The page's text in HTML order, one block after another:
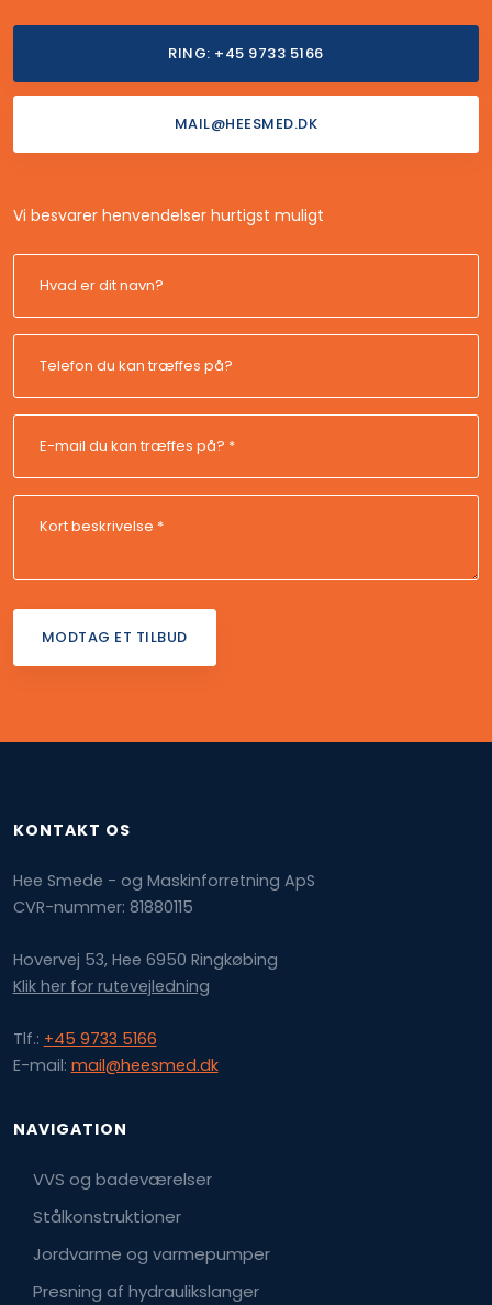
RING: +45 9733 5166
MAIL@HEESMED.DK
Vi besvarer henvendelser hurtigst muligt
​KONTAKT OS
Hee Smede - og Maskinforretning ApS
CVR-nummer: 81880115
Hovervej 53, Hee ​6950 Ringkøbing
Klik her for rutevejledning
Tlf.: +45 9733 5166
E-mail: mail@heesmed.dk
NAVIGATION​
​VVS og badeværelser
Stålkonstruktioner
Jordvarme og varmepumper
Presning af hydraulikslanger